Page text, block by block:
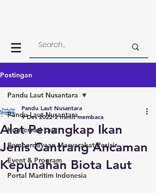
Postingan
Pandu Laut Nusantara
Konservasi Laut
Pemberdayaan Masyarakat Pesisir
Event & Program
Portal Maritim Indonesia
Pandu Laut Nusantara
Alat Penangkap Ikan
Jenis Cantrang Ancaman
Kepunahan Biota Laut
Pandu Laut Nusantara
9 Des 2022 2 menit membaca